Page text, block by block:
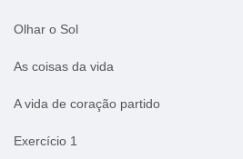
Olhar o Sol
As coisas da vida
A vida de coração partido
Exercício 1